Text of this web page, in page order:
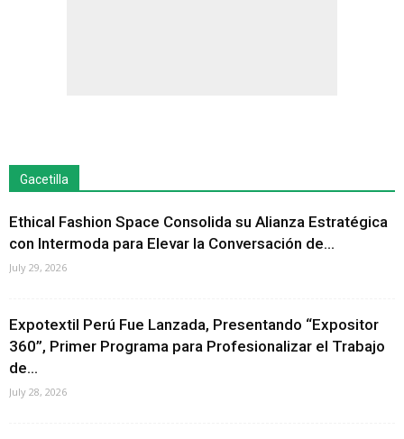
Gacetilla
Ethical Fashion Space Consolida su Alianza Estratégica
con Intermoda para Elevar la Conversación de...
July 29, 2026
Expotextil Perú Fue Lanzada, Presentando “Expositor
360”, Primer Programa para Profesionalizar el Trabajo
de...
July 28, 2026